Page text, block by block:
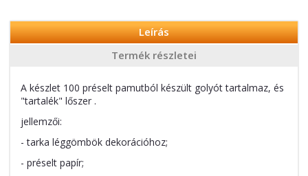
Leírás
Termék részletei
A készlet 100 préselt pamutból készült golyót tartalmaz, és
"tartalék" lőszer .
jellemzői:
- tarka léggömbök dekorációhoz;
- préselt papír;